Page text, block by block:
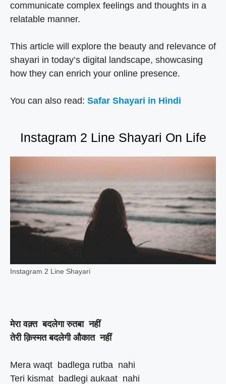
communicate complex feelings and thoughts in a
relatable manner.
This article will explore the beauty and relevance of
shayari in today’s digital landscape, showcasing
how they can enrich your online presence.
You can also read: Safar Shayari in Hindi
Instagram 2 Line Shayari On Life
Instagram 2 Line Shayari
मेरा वक़्त बदलेगा रुतबा नहीं
तेरी क़िस्मत बदलेगी औकात नहीं
Mera waqt badlega rutba nahi
Teri kismat badlegi aukaat nahi